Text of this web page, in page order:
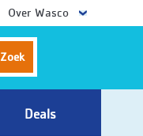
Over Wasco
Zoek
Deals